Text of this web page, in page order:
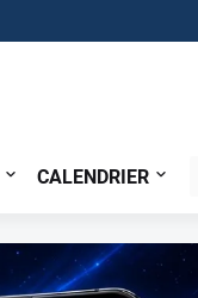
CALENDRIER